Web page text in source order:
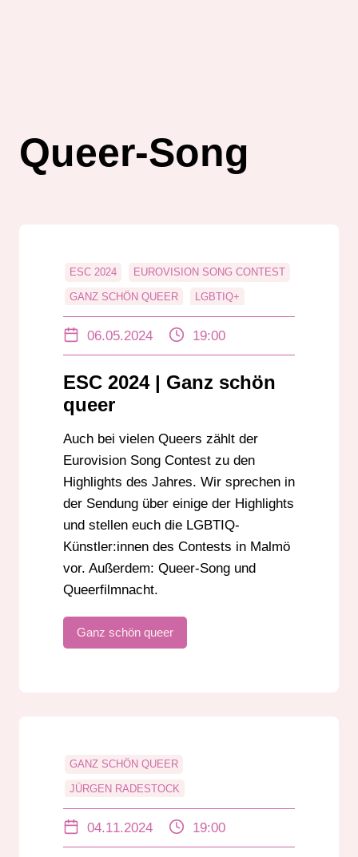
Queer-Song
ESC 2024 EUROVISION SONG CONTEST
GANZ SCHÖN QUEER LGBTIQ+
06.05.2024 19:00
ESC 2024 | Ganz schön
queer
Auch bei vielen Queers zählt der
Eurovision Song Contest zu den
Highlights des Jahres. Wir sprechen in
der Sendung über einige der Highlights
und stellen euch die LGBTIQ-
Künstler:innen des Contests in Malmö
vor. Außerdem: Queer-Song und
Queerfilmnacht.
Ganz schön queer
GANZ SCHÖN QUEER
JÜRGEN RADESTOCK
QUEER-SONG
04.11.2024 19:00